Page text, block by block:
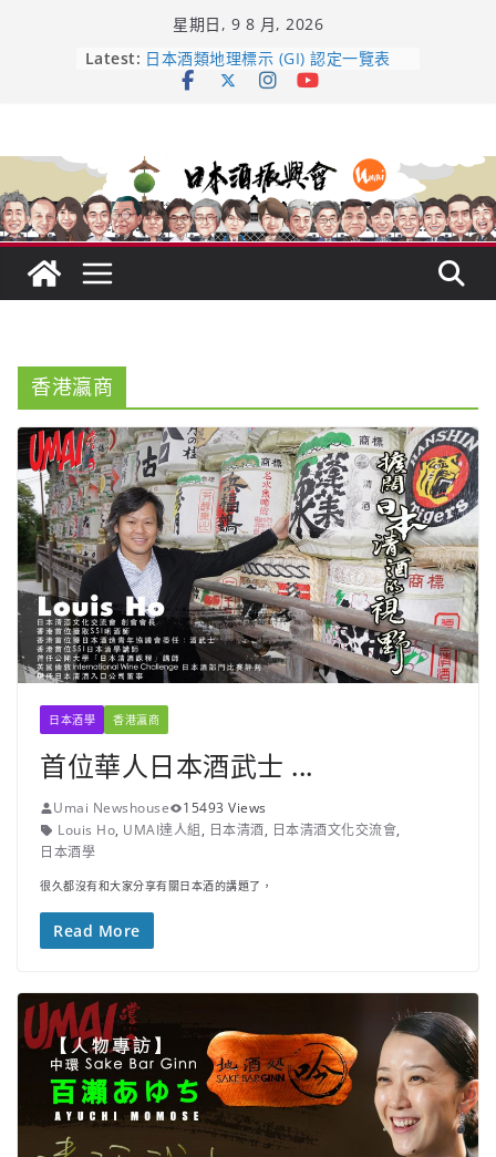
星期日, 9 8 月, 2026
Latest: 龜之井酒造：口說上手 – 山形純米大
吟釀的堅持與傳承 ～ くどき上手
響 𝟭𝟮 年 復活了!
【酒業商戰】130年老酒藏殺入股票
市場！梅乃宿上市背後的密碼
香港瀛商
日本酒學 香港瀛商
首位華人日本酒武士 ...
Umai Newshouse
15493 Views
Louis Ho, UMAI達人組, 日本清酒, 日本清酒文化交流會,
日本酒學
很久都沒有和大家分享有關日本酒的講題了，
Read More